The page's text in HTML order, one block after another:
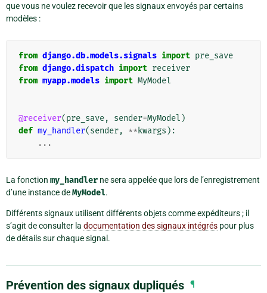
que vous ne voulez recevoir que les signaux envoyés par certains
modèles :
from django.db.models.signals import pre_save
from django.dispatch import receiver
from myapp.models import MyModel
@receiver(pre_save, sender=MyModel )
def my_handler(sender, ** kwargs ):
...
La fonction my_handler ne sera appelée que lors de l’enregistrement
d’une instance deMyModel.
Différents signaux utilisent différents objets comme expéditeurs ; il
s’agit de consulter la documentation des signaux intégrés pour plus
de détails sur chaque signal.
Prévention des signaux dupliqués ¶